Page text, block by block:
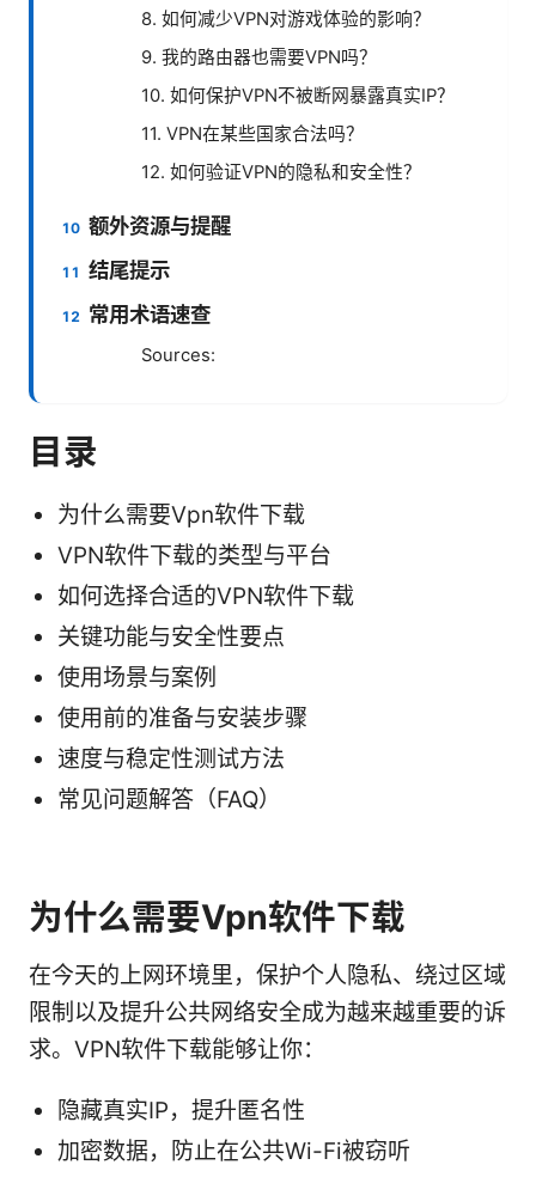
8. 如何减少VPN对游戏体验的影响？
9. 我的路由器也需要VPN吗？
10. 如何保护VPN不被断网暴露真实IP？
11. VPN在某些国家合法吗？
12. 如何验证VPN的隐私和安全性？
额外资源与提醒
结尾提示
常用术语速查
Sources:
目录
为什么需要Vpn软件下载
VPN软件下载的类型与平台
如何选择合适的VPN软件下载
关键功能与安全性要点
使用场景与案例
使用前的准备与安装步骤
速度与稳定性测试方法
常见问题解答（FAQ）
为什么需要Vpn软件下载
在今天的上网环境里，保护个人隐私、绕过区域
限制以及提升公共网络安全成为越来越重要的诉
求。VPN软件下载能够让你：
隐藏真实IP，提升匿名性
加密数据，防止在公共Wi-Fi被窃听